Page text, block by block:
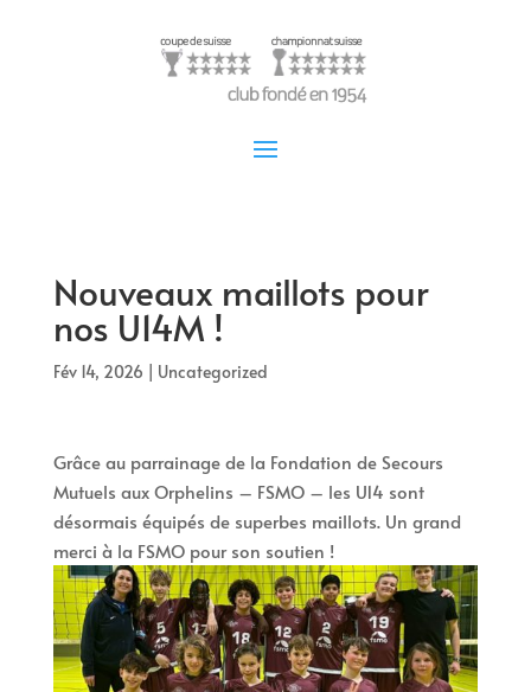
Nouveaux maillots pour
nos U14M !
Fév 14, 2026 | Uncategorized
Grâce au parrainage de la Fondation de Secours
Mutuels aux Orphelins – FSMO – les U14 sont
désormais équipés de superbes maillots. Un grand
merci à la FSMO pour son soutien !